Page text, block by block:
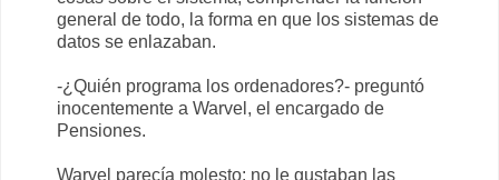
general de todo, la forma en que los sistemas de
datos se enlazaban.
-¿Quién programa los ordenadores?- preguntó
inocentemente a Warvel, el encargado de
Pensiones.
Warvel parecía molesto: no le gustaban las